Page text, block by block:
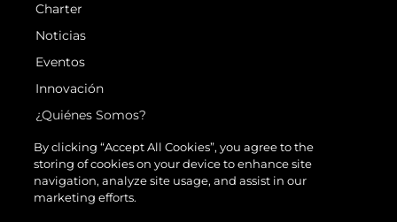
Charter
Noticias
Eventos
Innovación
¿Quiénes Somos?
El Equipo
Estilo De Vida
Historia
By clicking “Accept All Cookies”, you agree to the
storing of cookies on your device to enhance site
navigation, analyze site usage, and assist in our
marketing efforts.